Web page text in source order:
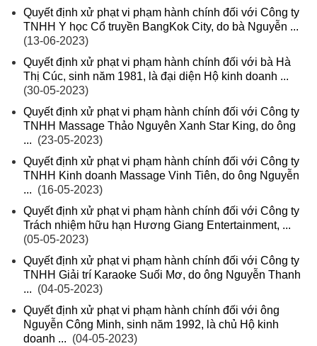
Quyết định xử phạt vi phạm hành chính đối với Công ty
TNHH Y học Cổ truyền BangKok City, do bà Nguyễn ...
(13-06-2023)
Quyết định xử phạt vi phạm hành chính đối với bà Hà
Thị Cúc, sinh năm 1981, là đại diện Hộ kinh doanh ...
(30-05-2023)
Quyết định xử phạt vi phạm hành chính đối với Công ty
TNHH Massage Thảo Nguyên Xanh Star King, do ông
... (23-05-2023)
Quyết định xử phạt vi phạm hành chính đối với Công ty
TNHH Kinh doanh Massage Vinh Tiên, do ông Nguyễn
... (16-05-2023)
Quyết định xử phạt vi phạm hành chính đối với Công ty
Trách nhiệm hữu hạn Hương Giang Entertainment, ...
(05-05-2023)
Quyết định xử phạt vi phạm hành chính đối với Công ty
TNHH Giải trí Karaoke Suối Mơ, do ông Nguyễn Thanh
... (04-05-2023)
Quyết định xử phạt vi phạm hành chính đối với ông
Nguyễn Công Minh, sinh năm 1992, là chủ Hộ kinh
doanh ... (04-05-2023)